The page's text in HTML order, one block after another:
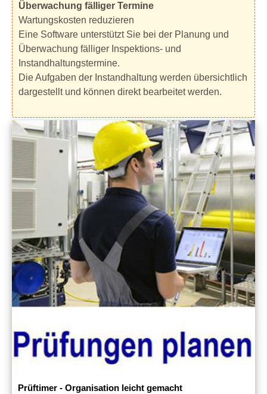
Überwachung fälliger Termine
Wartungskosten reduzieren
Eine Software unterstützt Sie bei der Planung und
Überwachung fälliger Inspektions- und
Instandhaltungstermine.
Die Aufgaben der Instandhaltung werden übersichtlich
dargestellt und können direkt bearbeitet werden.
Prüftimer - Organisation leicht gemacht